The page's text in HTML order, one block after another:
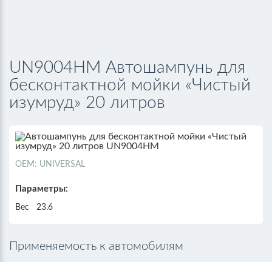
UN9004HM Автошампунь для
бесконтактной мойки «Чистый
изумруд» 20 литров
ОЕМ: UNIVERSAL
Параметры:
Вес 23.6
Применяемость к автомобилям